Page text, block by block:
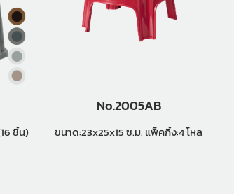
แพ็คกิ้ง (16 ชิ้น)
No.2005AB
ขนาด:23x25x15 ซ.ม. แพ็คกิ้ง:4 โหล